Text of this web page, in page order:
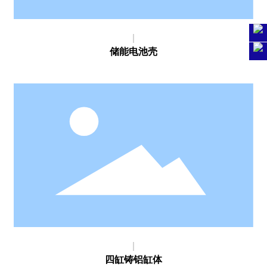
储能电池壳
四缸铸铝缸体